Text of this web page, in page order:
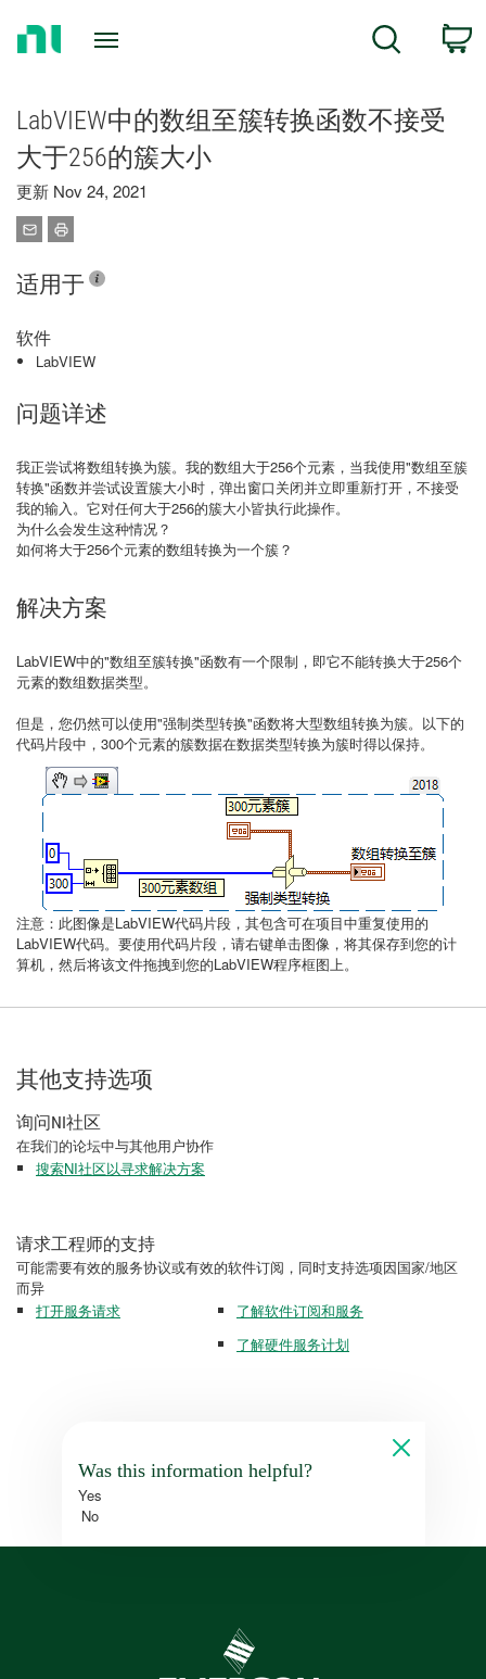
Search
LabVIEW中的数组至簇转换函数不接受
大于256的簇大小
更新 Nov 24, 2021
适用于
软件
LabVIEW
问题详述
我正尝试将数组转换为簇。我的数组大于256个元素，当我使用"数组至簇
转换"函数并尝试设置簇大小时，弹出窗口关闭并立即重新打开，不接受
我的输入。它对任何大于256的簇大小皆执行此操作。
为什么会发生这种情况？
如何将大于256个元素的数组转换为一个簇？
解决方案
LabVIEW中的"数组至簇转换"函数有一个限制，即它不能转换大于256个
元素的数组数据类型。
但是，您仍然可以使用"强制类型转换"函数将大型数组转换为簇。以下的
代码片段中，300个元素的簇数据在数据类型转换为簇时得以保持。
注意：此图像是LabVIEW代码片段，其包含可在项目中重复使用的
LabVIEW代码。要使用代码片段，请右键单击图像，将其保存到您的计
算机，然后将该文件拖拽到您的LabVIEW程序框图上。
其他支持选项
询问NI社区
在我们的论坛中与其他用户协作
搜索NI社区以寻求解决方案
请求工程师的支持
可能需要有效的服务协议或有效的软件订阅，同时支持选项因国家/地区
而异
打开服务请求
了解软件订阅和服务
了解硬件服务计划
Was this information helpful?
Yes
No